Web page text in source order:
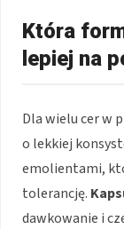
Która
lepiej na
Dla wielu cer w
o lekkiej
emolientami,
tolerancję.
dawkowanie i